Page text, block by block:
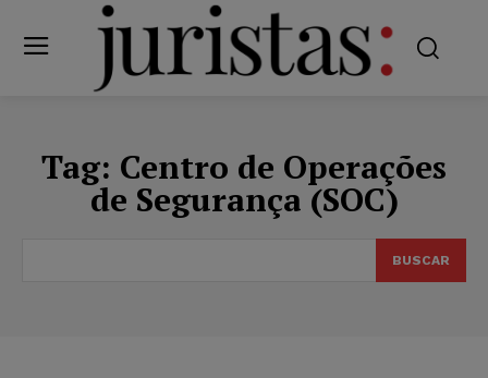
Tag: Centro de Operações
de Segurança (SOC)
BUSCAR